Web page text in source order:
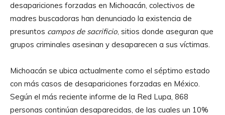
desapariciones forzadas en Michoacán, colectivos de
madres buscadoras han denunciado la existencia de
presuntos campos de sacrificio, sitios donde aseguran que
grupos criminales asesinan y desaparecen a sus víctimas.
Michoacán se ubica actualmente como el séptimo estado
con más casos de desapariciones forzadas en México.
Según el más reciente informe de la Red Lupa, 868
personas continúan desaparecidas, de las cuales un 10%